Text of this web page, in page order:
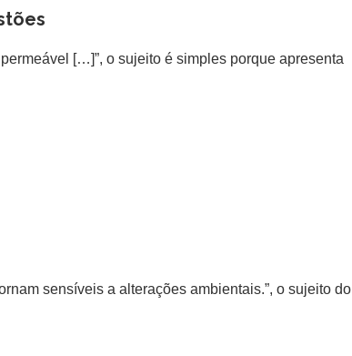
[…]”, o sujeito é simples porque apresenta
sensíveis a alterações ambientais.”, o sujeito do